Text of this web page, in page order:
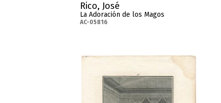
Rico, José
La Adoración de los Magos
AC-05816